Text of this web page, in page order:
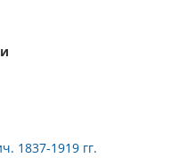
1837-1919 гг.